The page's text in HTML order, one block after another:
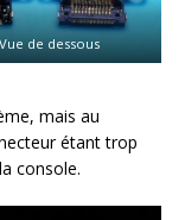
Vue de dessous
mais au
étant trop
console.